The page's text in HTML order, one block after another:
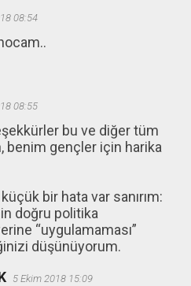
08:54
08:55
bu ve diğer tüm
benim gençler için harika
bir hata var sanırım:
doğru politika
“uygulamaması”
düşünüyorum.
5 Ekim 2018 15:09